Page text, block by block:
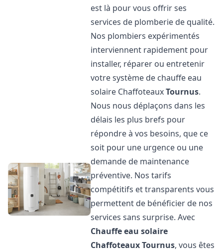
est là pour vous offrir ses
services de plomberie de qualité.
Nos plombiers expérimentés
interviennent rapidement pour
installer, réparer ou entretenir
votre système de chauffe eau
solaire ChaffoteauxTournus.
Nous nous déplaçons dans les
délais les plus brefs pour
répondre à vos besoins, que ce
soit pour une urgence ou une
demande de maintenance
préventive. Nos tarifs
compétitifs et transparents vous
permettent de bénéficier de nos
services sans surprise. Avec
Chauffe eau solaire
ChaffoteauxTournus, vous êtes